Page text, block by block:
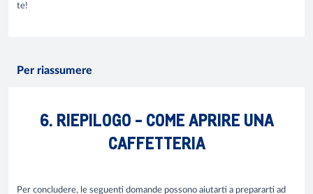
te!
Per riassumere
6. RIEPILOGO - COME APRIRE UNA
CAFFETTERIA
Per concludere, le seguenti domande possono aiutarti a prepararti ad